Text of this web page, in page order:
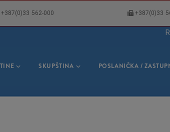
+387(0)33 562-000 +387(0)33
SKUPŠTINA POSLANIČKA /